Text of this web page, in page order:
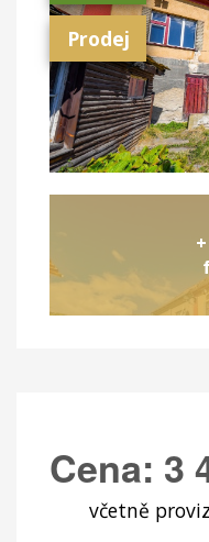
Prodej
Cena: 3
včetně